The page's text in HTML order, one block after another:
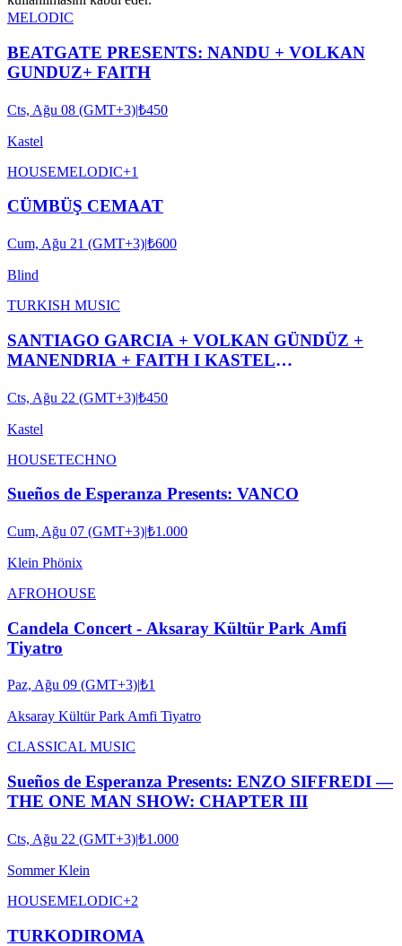
MELODIC
BEATGATE PRESENTS: NANDU + VOLKAN
GUNDUZ+ FAITH
Cts, Ağu 08 (GMT+3)|₺450
Kastel
HOUSEMELODIC+1
CÜMBÜŞ CEMAAT
Cum, Ağu 21 (GMT+3)|₺600
Blind
TURKISH MUSIC
SANTIAGO GARCIA + VOLKAN GÜNDÜZ +
MANENDRIA + FAITH I KASTEL
Cts, Ağu 22 (GMT+3)|₺450
Kastel
HOUSETECHNO
Sueños de Esperanza Presents: VANCO
Cum, Ağu 07 (GMT+3)|₺1.000
Klein Phönix
AFROHOUSE
Candela Concert - Aksaray Kültür Park Amfi
Tiyatro
Paz, Ağu 09 (GMT+3)|₺1
Aksaray Kültür Park Amfi Tiyatro
CLASSICAL MUSIC
Sueños de Esperanza Presents: ENZO SIFFREDI —
THE ONE MAN SHOW: CHAPTER III
Cts, Ağu 22 (GMT+3)|₺1.000
Sommer Klein
HOUSEMELODIC+2
TURKODIROMA